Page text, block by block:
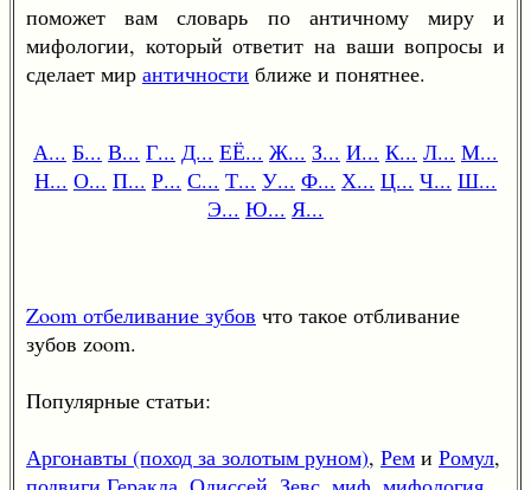
поможет вам словарь по античному миру и
мифологии, который ответит на ваши вопросы и
сделает мир античности ближе и понятнее.
А... Б... В... Г... Д... ЕЁ... Ж... З... И... К... Л... М...
Н... О... П... Р... С... Т... У... Ф... Х... Ц... Ч... Ш...
Э... Ю... Я...
Zoom отбеливание зубов что такое отбливание
зубов zoom.
Популярные статьи:
Аргонавты (поход за золотым руном), Рем и Ромул,